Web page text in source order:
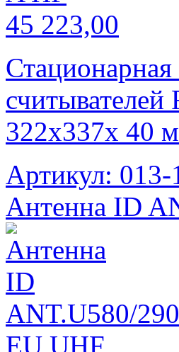
45 223,00
322x337x 40
Артикул: 013-
Антенна ID